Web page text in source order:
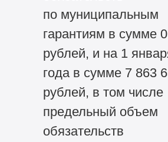
по муниципальным
гарантиям в сумме
рублей, и на 1
года в сумме 7 863
рублей, в том числе
предельный объем
обязательств